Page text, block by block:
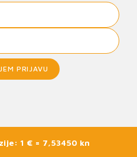
PRIJAVU
1 € = 7,53450 kn